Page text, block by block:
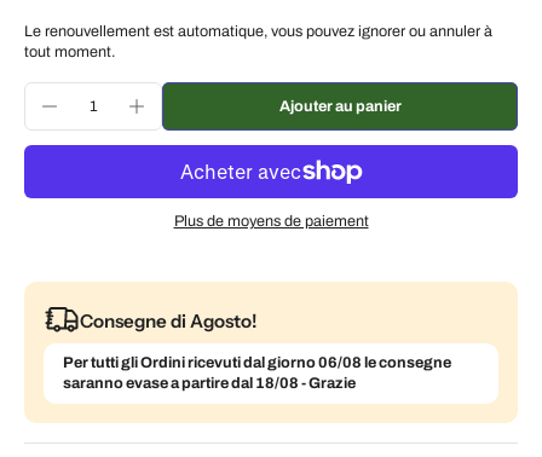
Subscribe and save
Livrez toutes les 2 semaines, 10 % de réduction
Livrez toutes les 3 semaines, 7 % de réduction
€1,62 EUR
Livrez chaque mois, 5 % de réduction
Le renouvellement est automatique, vous pouvez ignorer ou annuler à
tout moment.
Ajouter au panier
Plus de moyens de paiement
Consegne di Agosto!
Per tutti gli Ordini ricevuti dal giorno 06/08 le consegne
saranno evase a partire dal 18/08 - Grazie